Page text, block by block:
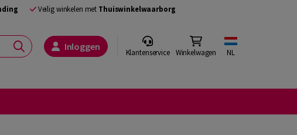
Veilig winkelen met Thuiswinkelwaarborg
Inloggen Klantenservice Winkelwagen NL